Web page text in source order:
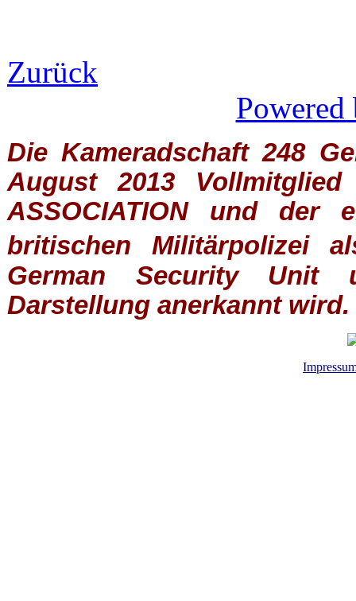
Zurück
Die Kameradschaft 248
August 2013
ASSOCIATIONund der
britischen
Militärpolizei
German Security Unit
Darstellung anerkannt wird.